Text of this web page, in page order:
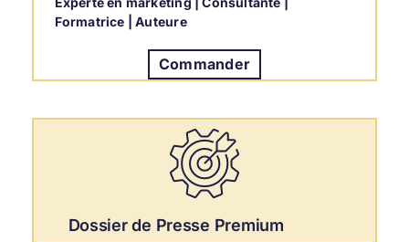
Formatrice | Auteure
Commander
Dossier de Presse Premium